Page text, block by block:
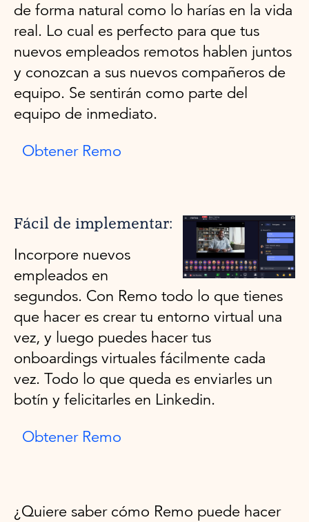
de forma natural como lo harías en la vida
real. Lo cual es perfecto para que tus
nuevos empleados remotos hablen juntos
y conozcan a sus nuevos compañeros de
equipo. Se sentirán como parte del
equipo de inmediato.
Obtener Remo
Fácil de implementar:
Incorpore nuevos
empleados en
segundos. Con Remo todo lo que tienes
que hacer es crear tu entorno virtual una
vez, y luego puedes hacer tus
onboardings virtuales fácilmente cada
vez. Todo lo que queda es enviarles un
botín y felicitarles en Linkedin.
Obtener Remo
¿Quiere saber cómo Remo puede hacer